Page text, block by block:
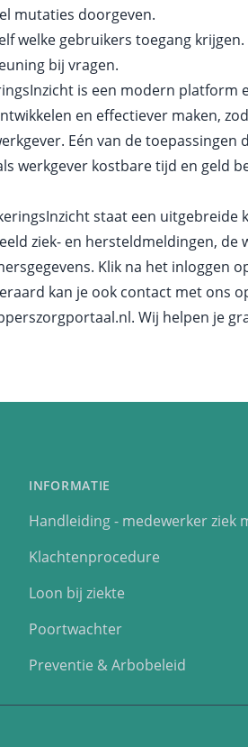
mutaties doorgeven.
welke gebruikers toegang krijgen.
bij vragen.
is een modern
en effectiever maken,
Eén van de
werkgever kostbare tijd en geld
staat een
ziek- en hersteldmeldingen, de
Klik na het inloggen
kan je ook contact met ons
. Wij helpen je
INFORMATIE
Handleiding - medewerker ziek
Klachtenprocedure
Loon bij ziekte
Poortwachter
Preventie & Arbobeleid